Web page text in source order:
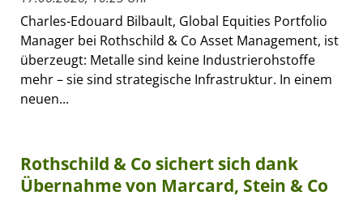
Charles-Edouard Bilbault, Global Equities Portfolio
Manager bei Rothschild & Co Asset Management, ist
überzeugt: Metalle sind keine Industrierohstoffe
mehr – sie sind strategische Infrastruktur. In einem
neuen...
Rothschild & Co sichert sich dank
Übernahme von Marcard, Stein & Co